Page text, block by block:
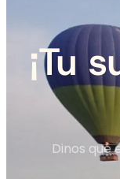
¡Tu
Dinos qué